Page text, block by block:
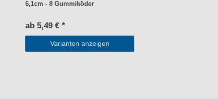
6,1cm - 8 Gummiköder
ab 5,49 € *
Varianten anzeigen